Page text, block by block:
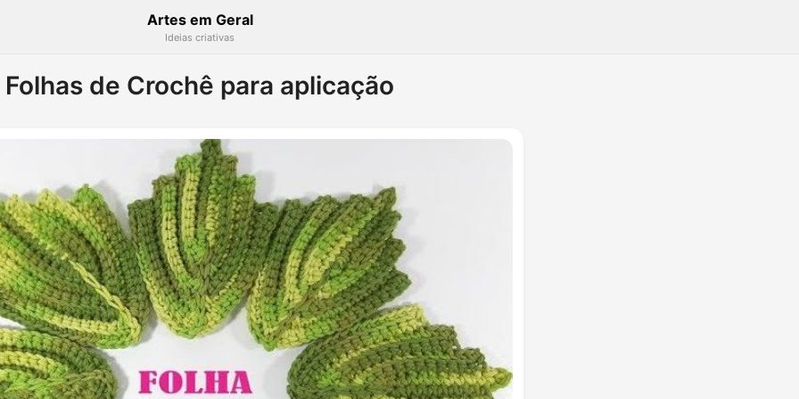
Artes em Geral
Ideias criativas
Folhas de Crochê para aplicação